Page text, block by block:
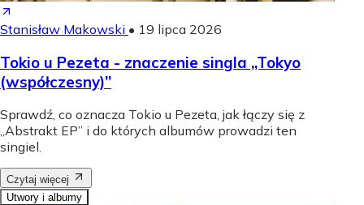
Stanisław Makowski • 19 lipca 2026
Tokio u Pezeta - znaczenie singla „Tokyo
(współczesny)”
Sprawdź, co oznacza Tokio u Pezeta, jak łączy się z
„Abstrakt EP” i do których albumów prowadzi ten
singiel.
Czytaj więcej
Utwory i albumy